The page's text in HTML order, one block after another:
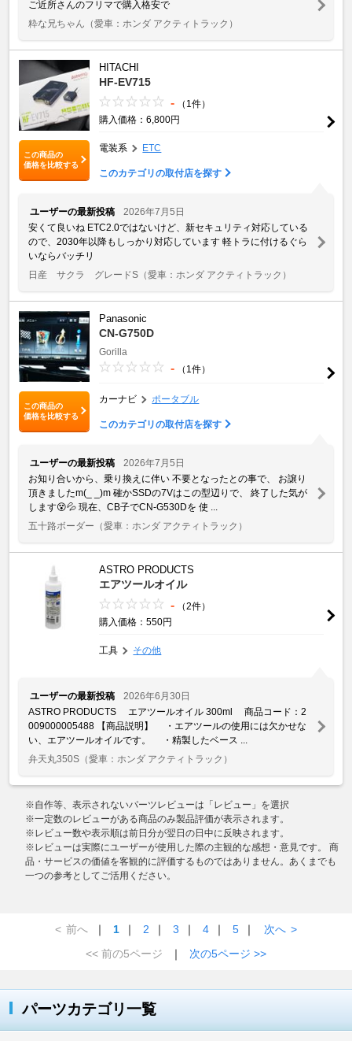
ご近所さんのフリマで購入格安で
粋な兄ちゃん （愛車：ホンダ アクティトラック）
この商品の
価格を比較する
HITACHI
HF-EV715
-
（1件）
購入価格：6,800円
電装系 ETC
このカテゴリの取付店を探す
ユーザーの最新投稿
2026年7月5日
安くて良いね ETC2.0ではないけど、新セキュリティ対応している
ので、2030年以降もしっかり対応しています 軽トラに付けるぐら
いならバッチリ
日産 サクラ グレードS （愛車：ホンダ アクティトラック）
この商品の
価格を比較する
Panasonic
CN-G750D
Gorilla
- （1件）
カーナビ ポータブル
このカテゴリの取付店を探す
ユーザーの最新投稿
2026年7月5日
お知り合いから、乗り換えに伴い 不要となったとの事で、 お譲り
頂きましたm(_ _)m 確かSSDの7Vはこの型辺りで、 終了した気が
します😵💦 現在、CB子でCN-G530Dを 使 ...
五十路ボーダー （愛車：ホンダ アクティトラック）
ASTRO PRODUCTS
エアツールオイル
-
（2件）
購入価格：550円
工具 その他
ユーザーの最新投稿
2026年6月30日
ASTRO PRODUCTS エアツールオイル 300ml 商品コード：2
009000005488 【商品説明】 ・エアツールの使用には欠かせな
い、エアツールオイルです。 ・精製したベース ...
弁天丸350S （愛車：ホンダ アクティトラック）
※自作等、表示されないパーツレビューは「レビュー」を選択
※一定数のレビューがある商品のみ製品評価が表示されます。
※レビュー数や表示順は前日分が翌日の日中に反映されます。
※レビューは実際にユーザーが使用した際の主観的な感想・意見です。 商
品・サービスの価値を客観的に評価するものではありません。あくまでも
一つの参考としてご活用ください。
< 前へ ｜ 1 ｜ 2 ｜ 3 ｜ 4 ｜ 5 ｜ 次へ >
<< 前の5ページ
｜ 次の5ページ >>
パーツカテゴリ一覧